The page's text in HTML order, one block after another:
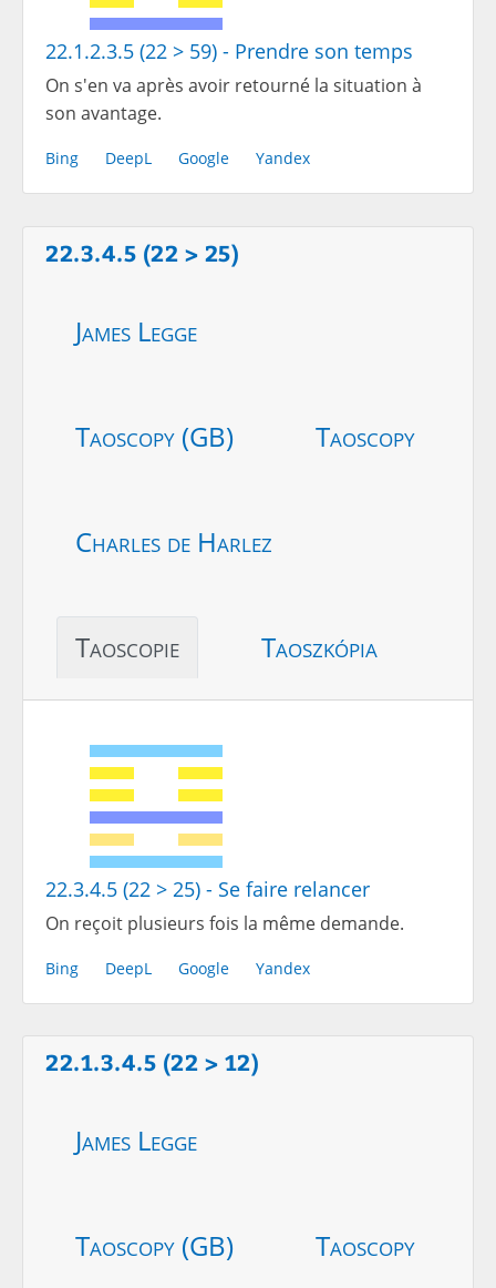
22.1.2.3.5 (22 > 59) - Prendre son temps
On s'en va après avoir retourné la situation à
son avantage.
Bing DeepL Google Yandex
22.3.4.5 (22 > 25)
James Legge
Taoscopy (GB) Taoscopy
Charles de Harlez
Taoscopie Taoszkópia
22.3.4.5 (22 > 25) - Se faire relancer
On reçoit plusieurs fois la même demande.
Bing DeepL Google Yandex
22.1.3.4.5 (22 > 12)
James Legge
Taoscopy (GB) Taoscopy